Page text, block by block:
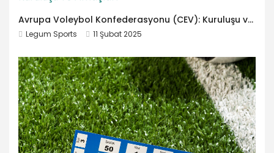
Avrupa Voleybol Konfederasyonu (CEV): Kuruluşu ve Amaçları
Legum Sports 11 Şubat 2025